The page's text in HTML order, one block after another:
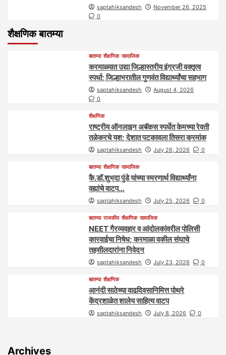
saptahiksandesh
November 26, 2025
0
शैक्षणिक बातम्या
बातम्या शैक्षणिक सामाजिक
करमाळ्यात उद्या जिल्हास्तरीय इंग्रजी वक्तृत्व
स्पर्धा; जिल्हाभरातील गुणवंत विद्यार्थ्यांचा सहभाग
saptahiksandesh
August 4, 2026
0
शैक्षणिक
राष्ट्रीय ऑनलाइन अबॅकस स्पर्धेत केमच्या रेवती
तळेकरचे यश; देशात पटकावला तिसरा क्रमांक
saptahiksandesh July 26, 2026 0
बातम्या शैक्षणिक सामाजिक
कै.डॉ.शुभदा पुंडे यांच्या स्मरणार्थ विद्यार्थ्यांना
वह्यांचे वाटप…
saptahiksandesh July 25, 2026 0
बातम्या राजकीय शैक्षणिक सामाजिक
NEET गैरव्यवहार व आंदोलकांवरील पोलिसी
कारवाईचा निषेध; करमाळा वकील संघाचे
तहसीलदारांना निवेदन
saptahiksandesh July 23, 2026 0
बातम्या शैक्षणिक
आनंदी साठेच्या वाढदिवसानिमित्त पोथरे
केंद्रशाळेत शालेय साहित्य वाटप
saptahiksandesh July 8, 2026 0
Archives